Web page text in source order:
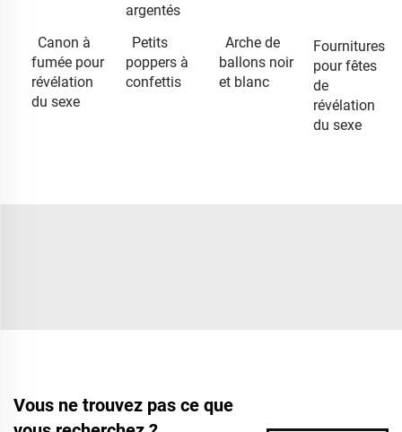
argentés
Canon à
fumée pour
révélation
du sexe
Petits
poppers à
confettis
Arche de
ballons noir
et blanc
Fournitures
pour fêtes
de
révélation
du sexe
Vous ne trouvez pas ce que